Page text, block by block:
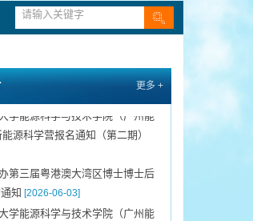
更多 +
能源研究所声明[2021-12-10]
领题赛张榜项目榜单的公告》
源科学营报名通知（第二期）
第三届粤港澳大湾区博士博士后
知 [2026-06-03]
学能源科学与技术学院（广州能